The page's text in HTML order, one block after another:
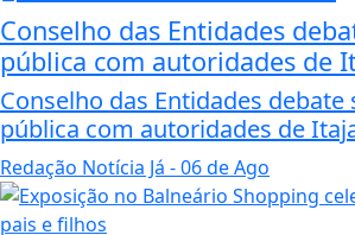
Conselho das Entidades
pública com autoridades de
Conselho das Entidades debate
pública com autoridades de
Redação Notícia Já - 06 de Ago